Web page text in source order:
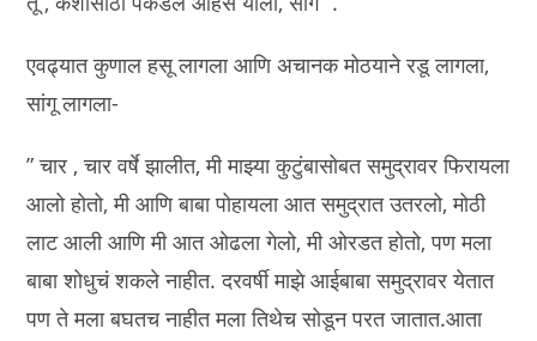
एवढ्यात कुणाल हसू लागला आणि अचानक मोठयाने रडू लागला,
सांगू लागला-
” चार , चार वर्षे झालीत, मी माझ्या कुटुंबासोबत समुद्रावर फिरायला
आलो होतो, मी आणि बाबा पोहायला आत समुद्रात उतरलो, मोठी
लाट आली आणि मी आत ओढला गेलो, मी ओरडत होतो, पण मला
बाबा शोधुचं शकले नाहीत. दरवर्षी माझे आईबाबा समुद्रावर येतात
पण ते मला बघतच नाहीत मला तिथेच सोडून परत जातात.आता